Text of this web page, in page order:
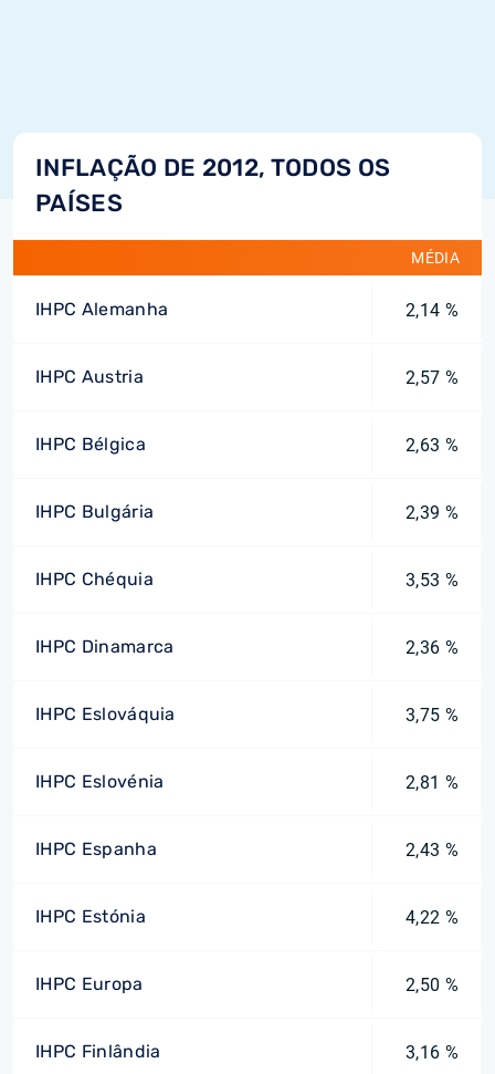
INFLAÇÃO DE 2012, TODOS OS
PAÍSES
MÉDIA
IHPC Alemanha 2,14 %
IHPC Austria 2,57 %
IHPC Bélgica 2,63 %
IHPC Bulgária 2,39 %
IHPC Chéquia 3,53 %
IHPC Dinamarca 2,36 %
IHPC Eslováquia 3,75 %
IHPC Eslovénia 2,81 %
IHPC Espanha 2,43 %
IHPC Estónia 4,22 %
IHPC Europa 2,50 %
IHPC Finlândia 3,16 %